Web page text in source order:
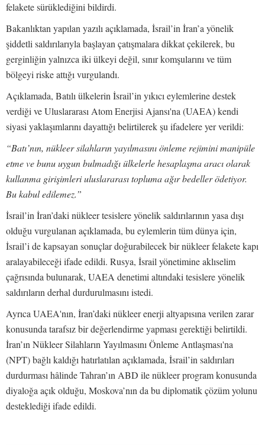
felakete sürüklediğini bildirdi.
Bakanlıktan yapılan yazılı açıklamada, İsrail’in İran’a yönelik
şiddetli saldırılarıyla başlayan çatışmalara dikkat çekilerek, bu
gerginliğin yalnızca iki ülkeyi değil, sınır komşularını ve tüm
bölgeyi riske attığı vurgulandı.
Açıklamada, Batılı ülkelerin İsrail’in yıkıcı eylemlerine destek
verdiği ve Uluslararası Atom Enerjisi Ajansı'na (UAEA) kendi
siyasi yaklaşımlarını dayattığı belirtilerek şu ifadelere yer verildi:
“Batı’nın, nükleer silahların yayılmasını önleme rejimini manipüle
etme ve bunu uygun bulmadığı ülkelerle hesaplaşma aracı olarak
kullanma girişimleri uluslararası topluma ağır bedeller ödetiyor.
Bu kabul edilemez.”
İsrail’in İran’daki nükleer tesislere yönelik saldırılarının yasa dışı
olduğu vurgulanan açıklamada, bu eylemlerin tüm dünya için,
İsrail’i de kapsayan sonuçlar doğurabilecek bir nükleer felakete kapı
aralayabileceği ifade edildi. Rusya, İsrail yönetimine aklıselim
çağrısında bulunarak, UAEA denetimi altındaki tesislere yönelik
saldırıların derhal durdurulmasını istedi.
Ayrıca UAEA'nın, İran’daki nükleer enerji altyapısına verilen zarar
konusunda tarafsız bir değerlendirme yapması gerektiği belirtildi.
İran’ın Nükleer Silahların Yayılmasını Önleme Antlaşması'na
(NPT) bağlı kaldığı hatırlatılan açıklamada, İsrail’in saldırıları
durdurması hâlinde Tahran’ın ABD ile nükleer program konusunda
diyaloğa açık olduğu, Moskova’nın da bu diplomatik çözüm yolunu
desteklediği ifade edildi.